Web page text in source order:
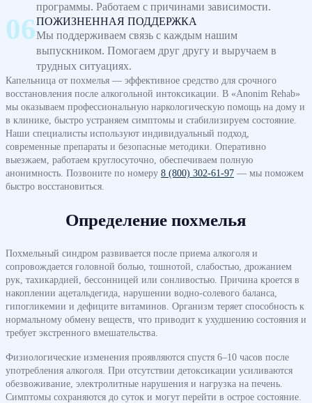
программы. Работаем с причинами зависимости.
ПОЖИЗНЕННАЯ ПОДДЕРЖКА
Мы поддерживаем связь с каждым нашим
выпускником. Помогаем друг другу и выручаем в
трудных ситуациях.
Капельница от похмелья — эффективное средство для срочного
восстановления после алкогольной интоксикации. В «Anonim Rehab»
мы оказываем профессиональную наркологическую помощь на дому и
в клинике, быстро устраняем симптомы и стабилизируем состояние.
Наши специалисты используют индивидуальный подход,
современные препараты и безопасные методики. Оперативно
выезжаем, работаем круглосуточно, обеспечиваем полную
анонимность. Позвоните по номеру 8 (800) 302-61-97 — мы поможем
быстро восстановиться.
Определение похмелья
Похмельный синдром развивается после приема алкоголя и
сопровождается головной болью, тошнотой, слабостью, дрожанием
рук, тахикардией, бессонницей или сонливостью. Причина кроется в
накоплении ацетальдегида, нарушении водно-солевого баланса,
гипогликемии и дефиците витаминов. Организм теряет способность к
нормальному обмену веществ, что приводит к ухудшению состояния и
требует экстренного вмешательства.
Физиологические изменения проявляются спустя 6–10 часов после
употребления алкоголя. При отсутствии детоксикации усиливаются
обезвоживание, электролитные нарушения и нагрузка на печень.
Симптомы сохраняются до суток и могут перейти в острое состояние.